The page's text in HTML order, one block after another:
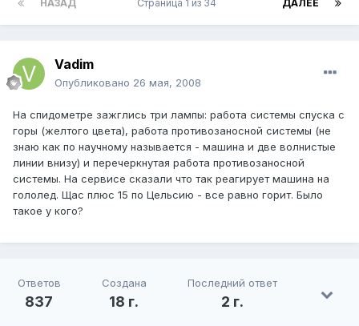
НАЗАД ДАЛЕЕ
Страница 1 из 34
Vadim
Опубликовано 26 мая, 2008
На спидометре зажглись три лампы: работа системы спуска с
горы (желтого цвета), работа противозаносной системы (не
знаю как по научному называется - машина и две волнистые
линии внизу) и перечеркнутая работа противозаносной
системы. На сервисе сказали что так реагирует машина на
гололед. Щас плюс 15 по Цельсию - все равно горит. Было
такое у кого?
Ответов
837
Создана
18 г.
Последний ответ
2 г.